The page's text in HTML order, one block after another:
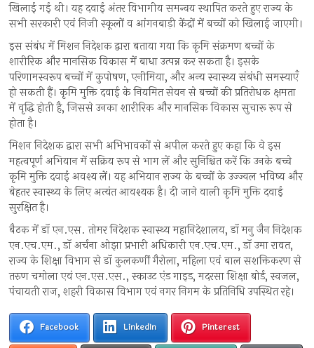
खिलाई गई थी। यह दवाई अंतर विभागीय समन्वय स्थापित करते हुए राज्य के
सभी सरकारी एवं निजी स्कूलों व आंगनबाड़ी केंद्रों में बच्चों को खिलाई जाएगी।
इस संबंध में मिशन निदेशक द्वारा बताया गया कि कृमि संक्रमण बच्चों के
शारीरिक और मानसिक विकास में बाधा उत्पन्न कर सकता है। इसके
परिणामस्वरूप बच्चों में कुपोषण, एनीमिया, और अन्य स्वास्थ्य संबंधी समस्याएँ
हो सकती हैं। कृमि मुक्ति दवाई के नियमित सेवन से बच्चों की प्रतिरोधक क्षमता
में वृद्धि होती है, जिससे उनका शारीरिक और मानसिक विकास सुचारू रूप से
होता है।
मिशन निदेशक द्वारा सभी अभिभावकों से अपील करते हुए कहा कि वे इस
महत्वपूर्ण अभियान में सक्रिय रूप से भाग लें और सुनिश्चित करें कि उनके बच्चे
कृमि मुक्ति दवाई अवश्य लें। यह अभियान राज्य के बच्चों के उज्ज्वल भविष्य और
बेहतर स्वास्थ्य के लिए अत्यंत आवश्यक है। दी जाने वाली कृमि मुक्ति दवाई
सुरक्षित है।
बैठक में डॉ एन.एस. तोमर निदेशक स्वास्थ्य महानिदेशालय, डॉ मनु जैन निदेशक
एन.एच.एम., डॉ अर्चना ओझा प्रभारी अधिकारी एन.एच.एम., डॉ उमा रावत,
राज्य के शिक्षा विभाग से डॉ कुलकर्णी गैरोला, महिला एवं बाल सशक्तिकरण से
तरुण चमोला एवं एन.एस.एस., स्काउट एंड गाइड, मदरसा शिक्षा बोर्ड, स्वजल,
पंचायती राज, शहरी विकास विभाग एवं नगर निगम के प्रतिनिधि उपस्थित रहे।
Facebook LinkedIn Pinterest